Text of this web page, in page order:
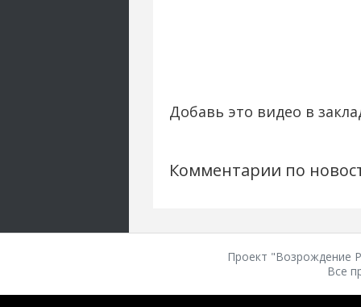
Добавь это видео в
Комментарии по
Проект "Возрождение
Все